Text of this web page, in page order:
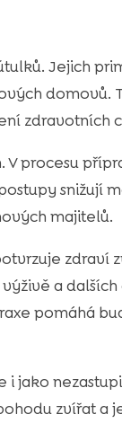
Jejich
domovů.
zdravotních
procesu
snižují
majitelů.
zdraví
a dalších
pomáhá
i jako
zvířat a